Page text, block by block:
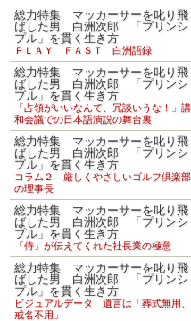
総力特集 マッカーサーを叱り飛
ばした男 白洲次郎 「プリンシ
プル」を貫く生き方
ＰＬＡＹ ＦＡＳＴ 白洲語録
総力特集 マッカーサーを叱り飛
ばした男 白洲次郎 「プリンシ
プル」を貫く生き方
「占領がいいなんて、冗談いうな！」講
和会議での日本語演説の舞台裏
総力特集 マッカーサーを叱り飛
ばした男 白洲次郎 「プリンシ
プル」を貫く生き方
コラム２ 厳しくやさしいゴルフ倶楽部
の理事長
総力特集 マッカーサーを叱り飛
ばした男 白洲次郎 「プリンシ
プル」を貫く生き方
「侍」が伝えてくれた社長業の極意
総力特集 マッカーサーを叱り飛
ばした男 白洲次郎 「プリンシ
プル」を貫く生き方
ビジュアルデータ 遺言は「葬式無用、
戒名不用」